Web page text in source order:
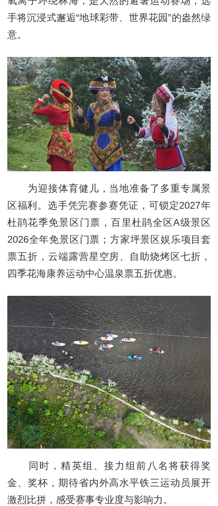
手将沉浸式邂逅“地球彩带、世界花园”的盎然绿
意。
为迎接体育健儿，当地准备了多重专属景
区福利。选手凭完赛参赛凭证，可锁定2027年
杜鹃花季免景区门票，百里杜鹃全区A级景区
2026全年免景区门票；方家坪景区娱乐项目套
票五折，云端露营星空房、自助烧烤区七折，
四季花海康养运动中心温泉票五折优惠。
同时，精英组、接力组前八名将获得奖
金、奖杯，期待省内外高水平铁三运动员展开
激烈比拼，感受赛事专业度与影响力。